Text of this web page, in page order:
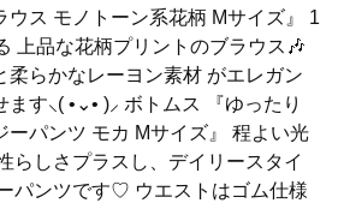
ウス モノトーン系花柄 Mサイズ』 1
上品な花柄プリントのブラウス🎶
柔らかなレーヨン素材 がエレガン
ます⸜( •⌄• )⸝ ボトムス 『ゆったり
ーパンツ モカ Mサイズ』 程よい光
らしさプラスし、デイリースタイ
パンツです♡ ウエストはゴム仕様